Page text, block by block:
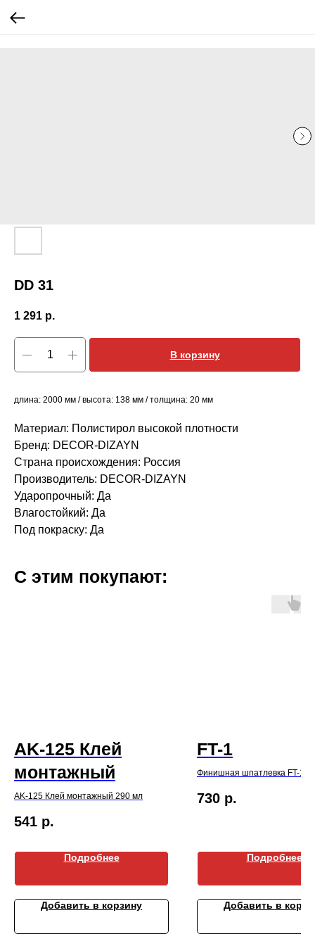
DD 31
1 291 р.
В корзину
длина: 2000 мм / высота: 138 мм / толщина: 20 мм
Материал: Полистирол высокой плотности
Бренд: DECOR-DIZAYN
Страна происхождения: Россия
Производитель: DECOR-DIZAYN
Ударопрочный: Да
Влагостойкий: Да
Под покраску: Да
С этим покупают:
AK-125 Клей
монтажный
AK-125 Клей монтажный 290 мл
541 р.
Подробнее
Добавить в корзину
FT-1
Финишная шпатлевка FT-1
730 р.
Подробнее
Добавить в